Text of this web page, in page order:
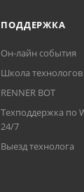
ПОДДЕРЖКА
Он-лайн события
Школа
RENNER BOT
Техподдержка по
24/7
Выезд технолога